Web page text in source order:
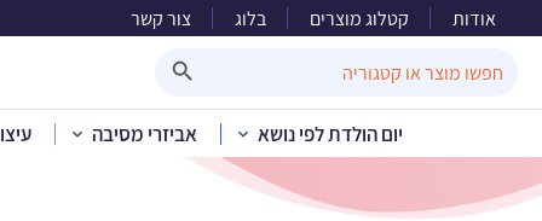
אודות קטלוג מוצרים בלוג צור קשר
for:
יום הולדת לפי נושא אביזרי מסיבה
בית»קטלוג מוצרים